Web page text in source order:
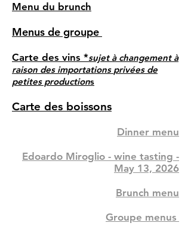
Menu du brunch
Menus de groupe
Carte des vins *sujet à changement à
raison des importations privées de
petites productions
Carte des boissons
Dinner menu
Edoardo Miroglio - wine tasting -
May 13, 2026​
Brunch menu
Groupe menus